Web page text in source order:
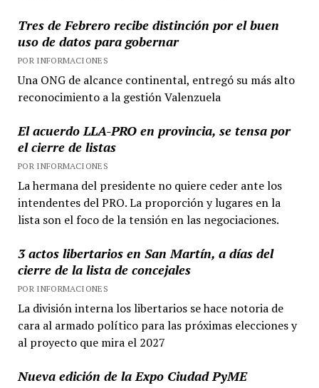
Tres de Febrero recibe distinción por el buen
uso de datos para gobernar
POR INFORMACIONES
Una ONG de alcance continental, entregó su más alto
reconocimiento a la gestión Valenzuela
El acuerdo LLA-PRO en provincia, se tensa por
el cierre de listas
POR INFORMACIONES
La hermana del presidente no quiere ceder ante los
intendentes del PRO. La proporción y lugares en la
lista son el foco de la tensión en las negociaciones.
3 actos libertarios en San Martín, a días del
cierre de la lista de concejales
POR INFORMACIONES
La división interna los libertarios se hace notoria de
cara al armado político para las próximas elecciones y
al proyecto que mira el 2027
Nueva edición de la Expo Ciudad PyME